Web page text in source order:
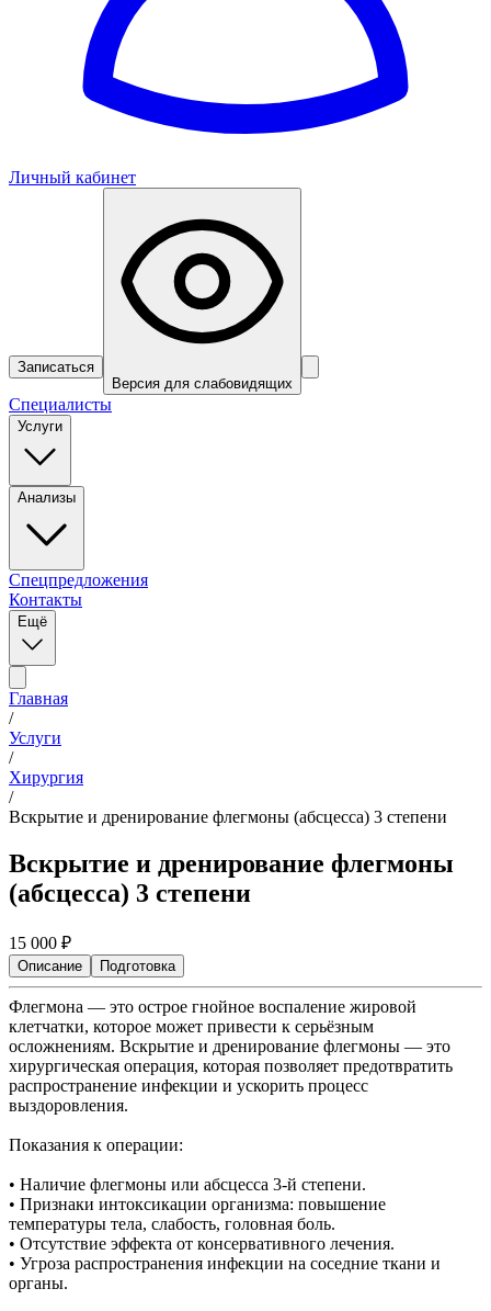
Личный кабинет
Записаться
Версия для слабовидящих
Специалисты
Услуги
Анализы
Спецпредложения
Контакты
Ещё
Главная
/
Услуги
/
Хирургия
/
Вскрытие и дренирование флегмоны (абсцесса) 3 степени
Вскрытие и дренирование флегмоны
(абсцесса) 3 степени
15 000 ₽
Описание Подготовка
Флегмона — это острое гнойное воспаление жировой
клетчатки, которое может привести к серьёзным
осложнениям. Вскрытие и дренирование флегмоны — это
хирургическая операция, которая позволяет предотвратить
распространение инфекции и ускорить процесс
выздоровления.
Показания к операции:
• Наличие флегмоны или абсцесса 3-й степени.
• Признаки интоксикации организма: повышение
температуры тела, слабость, головная боль.
• Отсутствие эффекта от консервативного лечения.
• Угроза распространения инфекции на соседние ткани и
органы.